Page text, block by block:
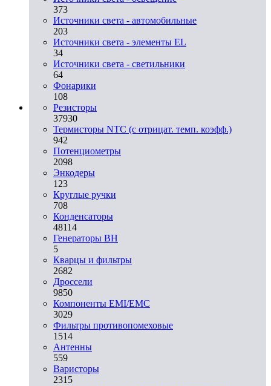
373
Источники света - автомобильные
203
Источники света - элементы EL
34
Источники света - светильники
64
Фонарики
108
Резисторы
37930
Термисторы NTC (с отрицат. темп. коэфф.)
942
Потенциометры
2098
Энкодеры
123
Круглые ручки
708
Конденсаторы
48114
Генераторы ВН
5
Кварцы и фильтры
2682
Дроссели
9850
Компоненты EMI/EMC
3029
Фильтры противопомеховые
1514
Антенны
559
Варисторы
2315